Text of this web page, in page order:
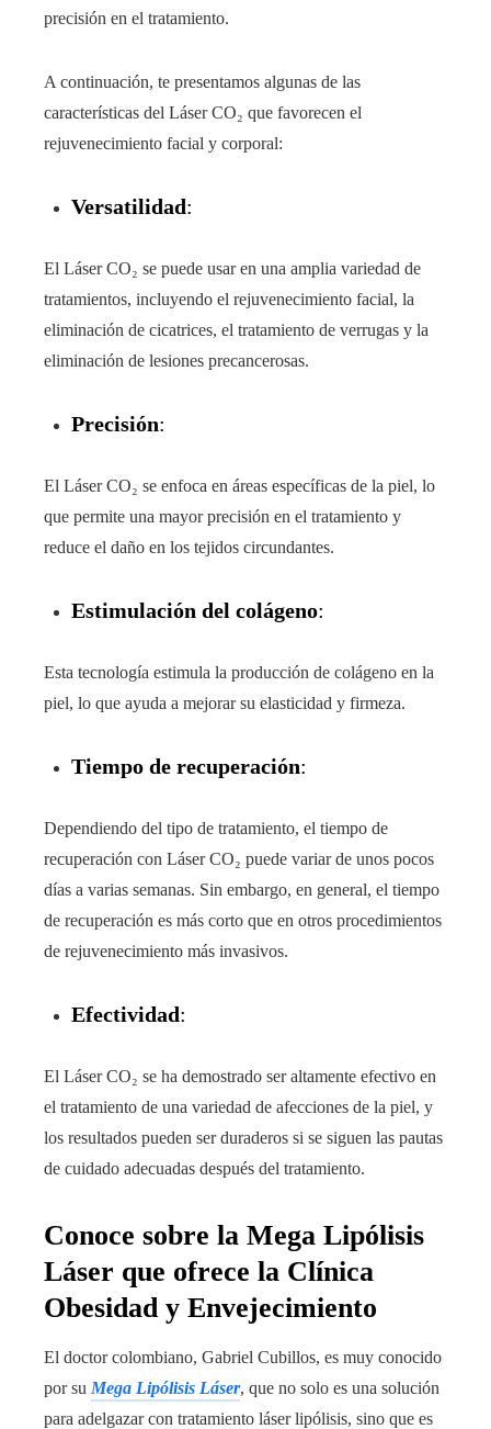
precisión en el tratamiento.
A continuación, te presentamos algunas de las
características del Láser CO₂ que favorecen el
rejuvenecimiento facial y corporal:
Versatilidad:
El Láser CO₂ se puede usar en una amplia variedad de
tratamientos, incluyendo el rejuvenecimiento facial, la
eliminación de cicatrices, el tratamiento de verrugas y la
eliminación de lesiones precancerosas.
Precisión:
El Láser CO₂ se enfoca en áreas específicas de la piel, lo
que permite una mayor precisión en el tratamiento y
reduce el daño en los tejidos circundantes.
Estimulación del colágeno:
Esta tecnología estimula la producción de colágeno en la
piel, lo que ayuda a mejorar su elasticidad y firmeza.
Tiempo de recuperación:
Dependiendo del tipo de tratamiento, el tiempo de
recuperación con Láser CO₂ puede variar de unos pocos
días a varias semanas. Sin embargo, en general, el tiempo
de recuperación es más corto que en otros procedimientos
de rejuvenecimiento más invasivos.
Efectividad:
El Láser CO₂ se ha demostrado ser altamente efectivo en
el tratamiento de una variedad de afecciones de la piel, y
los resultados pueden ser duraderos si se siguen las pautas
de cuidado adecuadas después del tratamiento.
Conoce sobre la Mega Lipólisis
Láser que ofrece la Clínica
Obesidad y Envejecimiento
El doctor colombiano, Gabriel Cubillos, es muy conocido
por su Mega Lipólisis Láser, que no solo es una solución
para adelgazar con tratamiento láser lipólisis, sino que es